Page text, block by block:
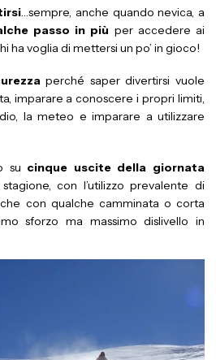
…sempre, anche quando nevica, a
passo in più per accedere ai
ha voglia di mettersi un po’ in gioco!
perché saper divertirsi vuole
imparare a conoscere i propri limiti,
la meteo e imparare a utilizzare
su cinque uscite della giornata
con l’utilizzo prevalente di
con qualche camminata o corta
sforzo ma massimo dislivello in